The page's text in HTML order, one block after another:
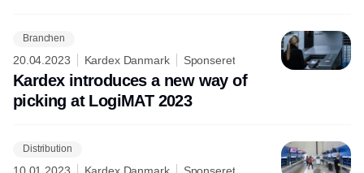
Branchen
20.04.2023 Kardex Danmark Sponseret
Kardex introduces a new way of
picking at LogiMAT 2023
Distribution
10.01.2023 Kardex Danmark Sponseret